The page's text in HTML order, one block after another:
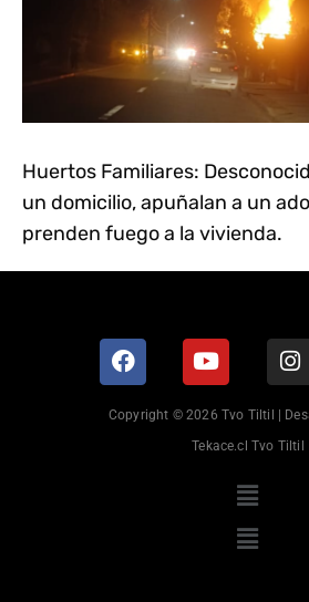
Huertos Familiares:
un domicilio, apuñalan a un
prenden fuego a la vivienda.
Copyright © 2026 Tvo Tiltil |
Tekace.cl Tvo Tiltil